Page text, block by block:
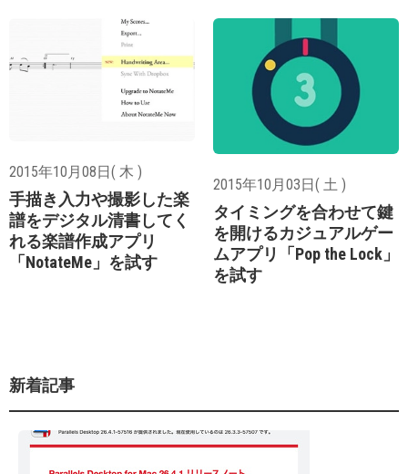
2015年10月08日( 木 )
手描き入力や撮影した楽
譜をデジタル清書してく
れる楽譜作成アプリ
「NotateMe」を試す
2015年10月03日( 土 )
タイミングを合わせて鍵
を開けるカジュアルゲー
ムアプリ「Pop the Lock」
を試す
新着記事